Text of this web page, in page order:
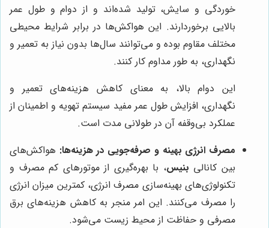
خوردگی و سایش، تولید شده‌اند و از دوام و طول عمر
بالایی برخوردارند. این هواکش‌ها در برابر شرایط محیطی
مختلف مقاوم بوده و می‌توانند سال‌ها بدون نیاز به تعمیر و
نگهداری، به طور مداوم کار کنند.
این دوام بالا، به معنای کاهش هزینه‌های تعمیر و
نگهداری، افزایش طول عمر مفید سیستم تهویه و اطمینان از
عملکرد بی‌وقفه آن در طولانی مدت است.
مصرف انرژی بهینه و صرفه‌جویی در هزینه‌ها: هواکش‌های
بین کانالی بنیس، با بهره‌گیری از موتورهای کم مصرف و
تکنولوژی‌های بهینه‌سازی مصرف انرژی، کمترین میزان انرژی
را مصرف می‌کنند. این امر منجر به کاهش هزینه‌های برق
مصرفی و حفاظت از محیط زیست می‌شود.